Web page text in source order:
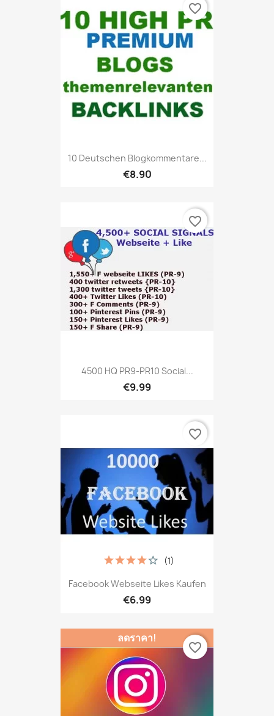
10 Deutschen Blogkommentare...
€8.90
favorite_border
4500 HQ PR9-PR10 Social...
€9.99
favorite_border
Facebook Webseite Likes Kaufen
€6.99
(1)
favorite_border
ลดราคา!
favorite_border